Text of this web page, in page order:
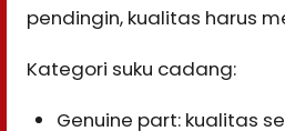
pendingin, kualitas harus
Kategori suku cadang:
Genuine part: kualitas